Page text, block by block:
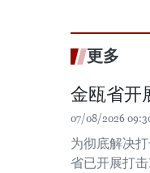
更多
金瓯省开
07/08/2026
为彻底解决
省已开展打